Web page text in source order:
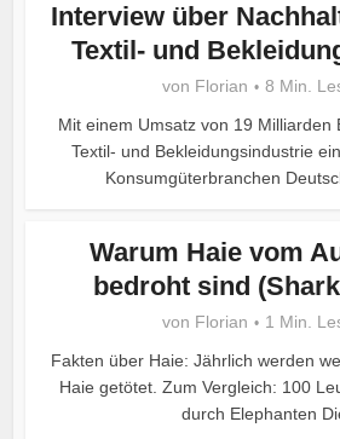
Interview über
Textil- und
von Florian
8 Min.
Mit einem Umsatz von 19 Milliarden
Textil- und Bekleidungsindustrie
Konsumgüterbranchen
Warum Haie vom
bedroht sind
von Florian
1 Min.
Fakten über Haie: Jährlich werden
Haie getötet. Zum Vergleich: 100
durch Elephanten